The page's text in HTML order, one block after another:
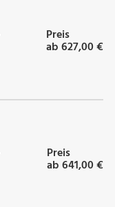
Preis
ab 627,00 €
Preis
ab 641,00 €